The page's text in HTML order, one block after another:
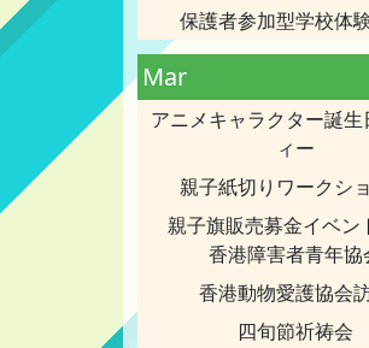
保護者参加型学校体
Mar
アニメキャラクター誕生
ィー
親子紙切りワークシ
親子旗販売募金イベン
香港障害者青年協
香港動物愛護協会
四旬節祈祷会